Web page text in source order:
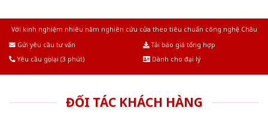
Với kinh nghiệm nhiêu năm nghiên cứu cửa theo tiêu chuẩn công nghệ Châu
Gửi yêu cầu tư vấn
Tải báo giá tổng hợp
Yêu cầu gọi lại (3 phút)
Dành cho đại lý
ĐỐI TÁC KHÁCH HÀNG